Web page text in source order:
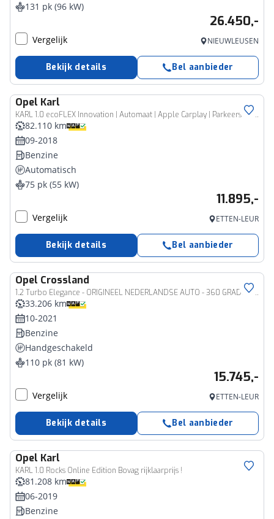
131 pk (96 kW)
26.450,-
Vergelijk NIEUWLEUSEN
Bekijk details Bel aanbieder
Opel Karl
KARL 1.0 ecoFLEX Innovation | Automaat | Apple Carplay | Parkeersensoren | Airco | Winterpakket
82.110 km
09-2018
Benzine
Automatisch
75 pk (55 kW)
11.895,-
Vergelijk ETTEN-LEUR
Bekijk details Bel aanbieder
Opel Crossland
1.2 Turbo Elegance - ORIGINEEL NEDERLANDSE AUTO - 360 GRADEN CAMERA - NAVIGATIE - PARKEERSENSOREN VOOR & ACHTER - APPLE CARPLAY/ANDROID AUTO - BESTUURDERSSTOEL IN HOOGTE VERSTELBAAR
33.206 km
10-2021
Benzine
Handgeschakeld
110 pk (81 kW)
15.745,-
Vergelijk ETTEN-LEUR
Bekijk details Bel aanbieder
Opel Karl
KARL 1.0 Rocks Online Edition Bovag rijklaarprijs !
81.208 km
06-2019
Benzine